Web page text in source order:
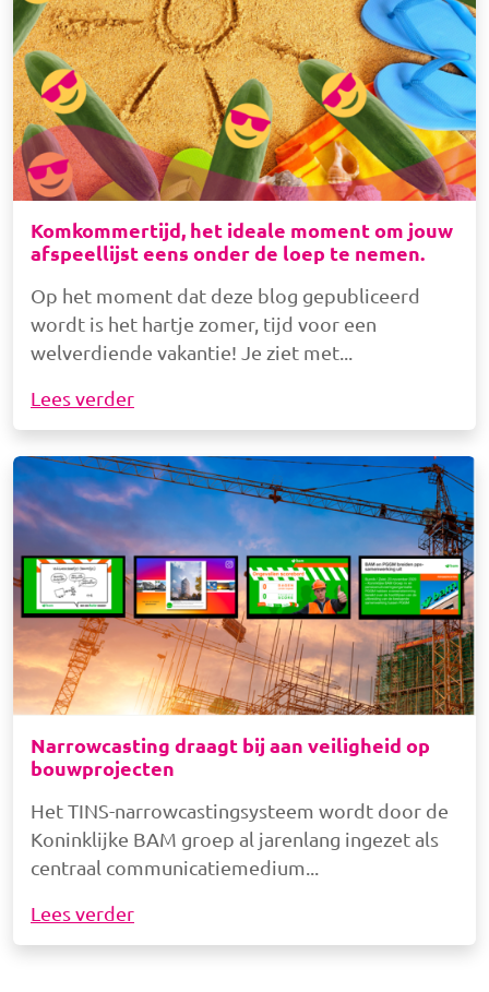
Komkommertijd, het ideale moment om jouw
afspeellijst eens onder de loep te nemen.
Op het moment dat deze blog gepubliceerd
wordt is het hartje zomer, tijd voor een
welverdiende vakantie! Je ziet met
Lees verder
Afbeelding
Narrowcasting draagt bij aan veiligheid op
bouwprojecten
Het TINS-narrowcastingsysteem wordt door de
Koninklijke BAM groep al jarenlang ingezet als
centraal communicatiemedium
Lees verder